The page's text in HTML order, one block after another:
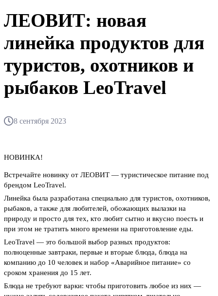
ЛЕОВИТ: новая
линейка продуктов для
туристов, охотников и
рыбаков LeoTravel
8 сентября 2023
НОВИНКА!
Встречайте новинку от ЛЕОВИТ — туристическое питание под
брендом LeoTravel.
Линейка была разработана специально для туристов, охотников,
рыбаков, а также для любителей, обожающих вылазки на
природу и просто для тех, кто любит сытно и вкусно поесть и
при этом не тратить много времени на приготовление еды.
LeoTravel — это большой выбор разных продуктов:
полноценные завтраки, первые и вторые блюда, блюда на
компанию до 10 человек и набор «Аварийное питание» со
сроком хранения до 15 лет.
Блюда не требуют варки: чтобы приготовить любое из них —